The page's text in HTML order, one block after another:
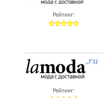
Рейтинг:
Рейтинг: